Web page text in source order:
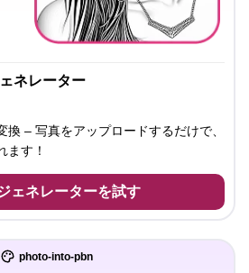
ネレーター
換 – 写真をアップロードするだけで、
ます！
ェネレーターを試す
photo-into-pbn